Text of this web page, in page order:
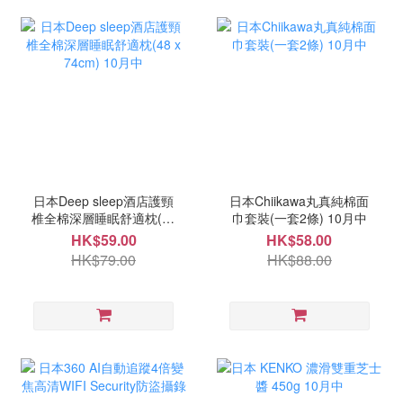
日本Deep sleep酒店護頸
椎全棉深層睡眠舒適枕(48
x 74cm) 10月中
HK$59.00
HK$79.00
日本Chiikawa丸真純棉面
巾套裝(一套2條) 10月中
HK$58.00
HK$88.00